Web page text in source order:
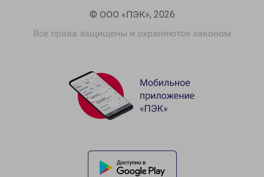
© ООО «ПЭК», 2026
Все права защищены и охраняются законом